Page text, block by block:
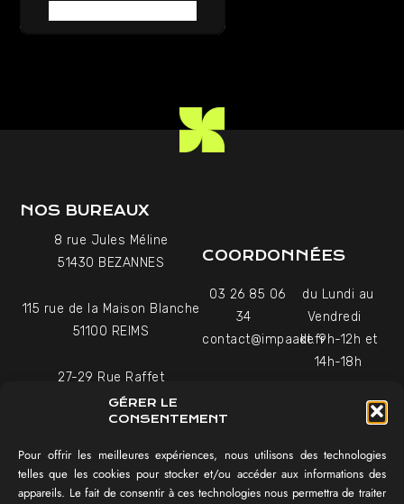
GÉRER LE
CONSENTEMENT
Pour offrir les meilleures expériences, nous utilisons des technologies
telles que les cookies pour stocker et/ou accéder aux informations des
appareils. Le fait de consentir à ces technologies nous permettra de traiter
NOS BUREAUX
8 rue Jules Méline
51430 BEZANNES
115 rue de la Maison Blanche
51100 REIMS
27-29 Rue Raffet
75016 PARIS
COORDONNÉES
03 26 85 06
34
contact@impaakt.fr
du Lundi au
Vendredi
de 9h-12h et
14h-18h
vous
NAVIGATION
Témoignages vidéo